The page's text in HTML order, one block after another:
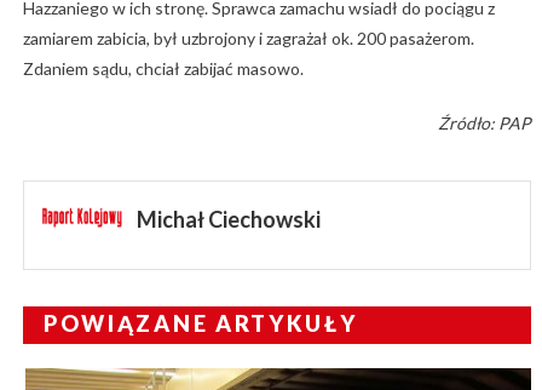
Hazzaniego w ich stronę. Sprawca zamachu wsiadł do pociągu z
zamiarem zabicia, był uzbrojony i zagrażał ok. 200 pasażerom.
Zdaniem sądu, chciał zabijać masowo.
Źródło: PAP
Michał Ciechowski
POWIĄZANE ARTYKUŁY